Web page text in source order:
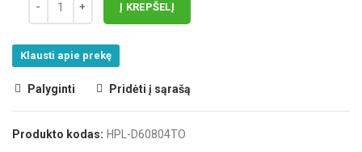
Į KREPŠELĮ
Klausti apie prekę
Palyginti Pridėti į sąrašą
Produkto kodas: HPL-D60804TO